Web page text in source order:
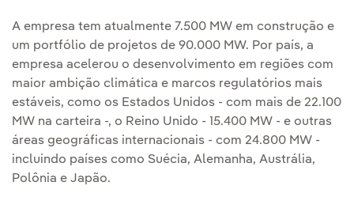
A empresa tem atualmente 7.500 MW em construção e
um portfólio de projetos de 90.000 MW. Por país, a
empresa acelerou o desenvolvimento em regiões com
maior ambição climática e marcos regulatórios mais
estáveis, como os Estados Unidos - com mais de 22.100
MW na carteira -, o Reino Unido - 15.400 MW - e outras
áreas geográficas internacionais - com 24.800 MW -
incluindo países como Suécia, Alemanha, Austrália,
Polônia e Japão.